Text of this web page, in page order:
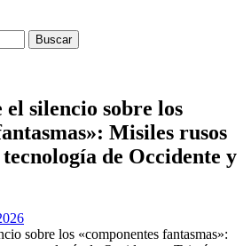
silencio sobre los
Misiles rusos
de Occidente y